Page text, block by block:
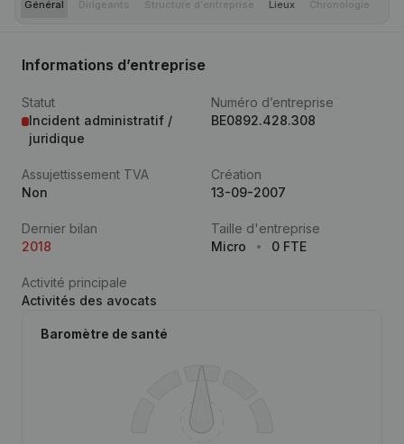
Général Dirigeants Structure d'entreprise Lieux Chronologie
Informations d’entreprise
Statut
Incident administratif /
juridique
Numéro d’entreprise
BE0892.428.308
Assujettissement TVA
Non
Création
13-09-2007
Dernier bilan
2018
Taille d'entreprise
Micro
0 FTE
Activité principale
Activités des avocats
Baromètre de santé